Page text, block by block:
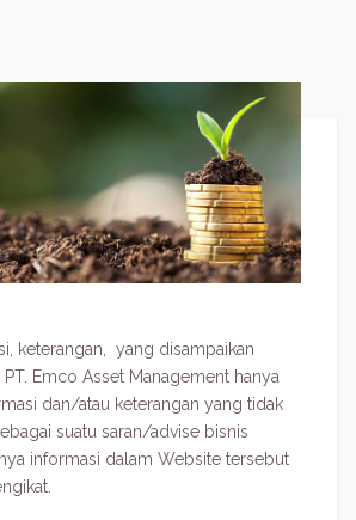
keterangan, yang disampaikan
Emco Asset Management hanya
dan/atau keterangan yang tidak
suatu saran/advise bisnis
informasi dalam Website tersebut